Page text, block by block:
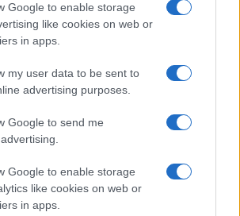
Google to enable storage
like cookies on web or
in apps.
my user data to be sent to
advertising purposes.
Google to send me
Google to enable storage
like cookies on web or
in apps.